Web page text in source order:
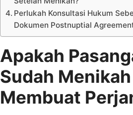
Perlukah Konsultasi Hukum
Dokumen Postnuptial
Apakah
Sudah
Membuat